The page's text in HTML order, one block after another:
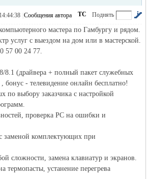
Поднять
ТС
Сообщения автора
мастера по Гамбургу и рядом.
услуг с выездом на дом или в мастерской.
57 00 24 77.
8.1 (драйвера + полный пакет служебных
бонус - телевидение онлайн бесплатно!
по выбору заказчика с настройкой
проверка РС на ошибки и
заменой комплектующих при
сложности, замена клавиатур и экранов.
термопасты, устанение перегрева